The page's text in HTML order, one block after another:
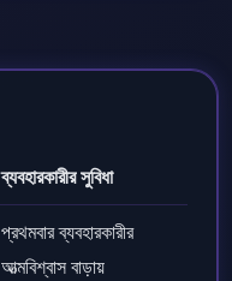
ব্যবহারকারীর সুবিধা
প্রথমবার ব্যবহারকারীর
আত্মবিশ্বাস বাড়ায়